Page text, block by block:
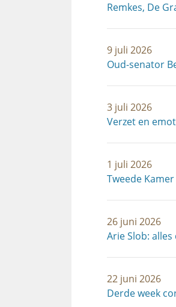
Remkes, De
9 juli 2026
Oud-senator
3 juli 2026
Verzet en
1 juli 2026
Tweede
26 juni 2026
Arie Slob:
22 juni 2026
Derde week